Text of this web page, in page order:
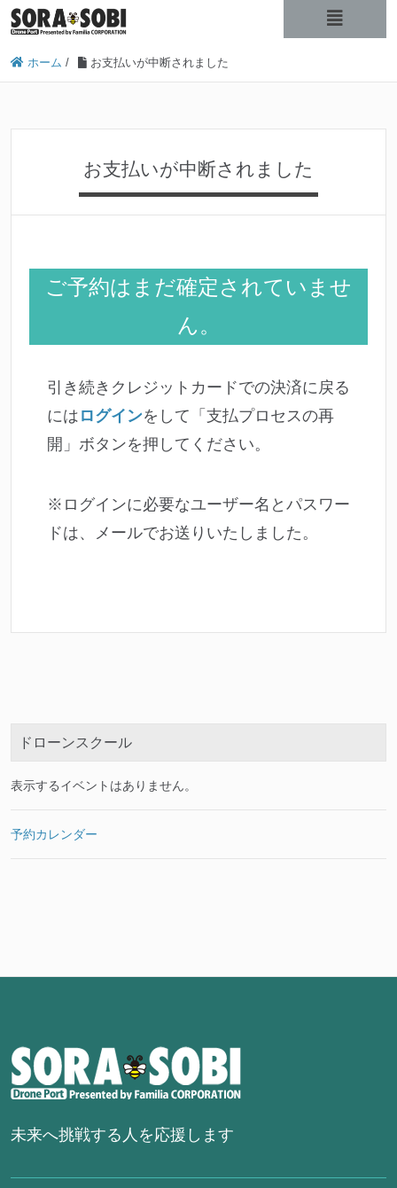
ホーム / お支払いが中断されました
お支払いが中断されました
ご予約はまだ確定されていませ
ん。
引き続きクレジットカードでの決済に戻る
には ログインをして「支払プロセスの再
開」ボタンを押してください。
※ログインに必要なユーザー名とパスワー
ドは、メールでお送りいたしました。
ドローンスクール
表示するイベントはありません。
予約カレンダー
未来へ挑戦する人を応援します